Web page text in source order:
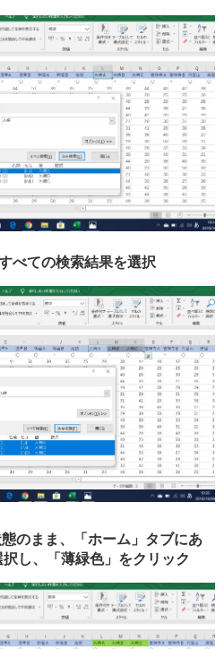
ての検索結果を選択
のまま、「ホーム」タブにあ
し、「薄緑色」をクリック